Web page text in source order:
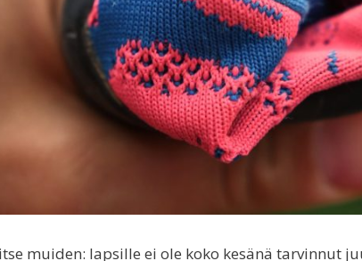
muiden: lapsille ei ole koko kesänä tarvinnut